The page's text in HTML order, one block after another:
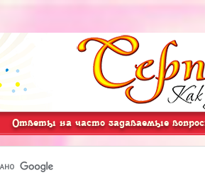
Ответы на часто задаваемые